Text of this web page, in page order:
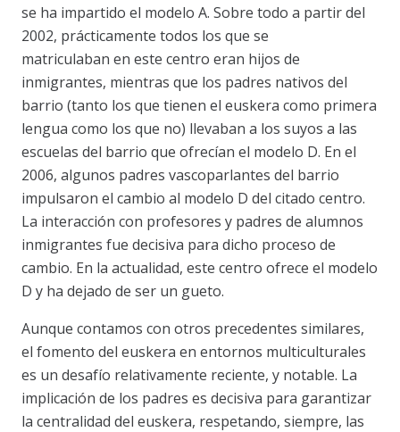
se ha impartido el modelo A. Sobre todo a partir del
2002, prácticamente todos los que se
matriculaban en este centro eran hijos de
inmigrantes, mientras que los padres nativos del
barrio (tanto los que tienen el euskera como primera
lengua como los que no) llevaban a los suyos a las
escuelas del barrio que ofrecían el modelo D. En el
2006, algunos padres vascoparlantes del barrio
impulsaron el cambio al modelo D del citado centro.
La interacción con profesores y padres de alumnos
inmigrantes fue decisiva para dicho proceso de
cambio. En la actualidad, este centro ofrece el modelo
D y ha dejado de ser un gueto.
Aunque contamos con otros precedentes similares,
el fomento del euskera en entornos multiculturales
es un desafío relativamente reciente, y notable. La
implicación de los padres es decisiva para garantizar
la centralidad del euskera, respetando, siempre, las